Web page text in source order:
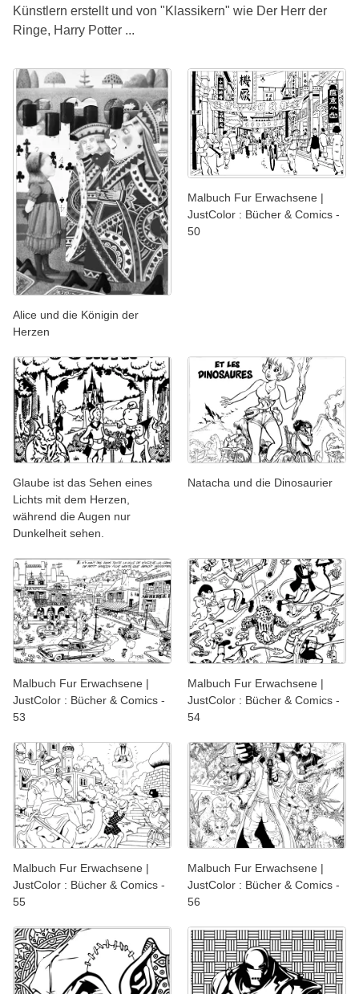
Künstlern erstellt und von "Klassikern" wie Der Herr der
Ringe, Harry Potter ...
Alice und die Königin der
Herzen
Malbuch Fur Erwachsene |
JustColor : Bücher & Comics -
50
Glaube ist das Sehen eines
Lichts mit dem Herzen,
während die Augen nur
Dunkelheit sehen.
Natacha und die Dinosaurier
Malbuch Fur Erwachsene |
JustColor : Bücher & Comics -
53
Malbuch Fur Erwachsene |
JustColor : Bücher & Comics -
54
Malbuch Fur Erwachsene |
JustColor : Bücher & Comics -
55
Malbuch Fur Erwachsene |
JustColor : Bücher & Comics -
56